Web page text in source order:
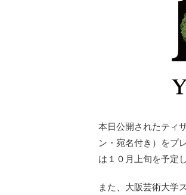
本日公開されたティ
ン・宛名付き）をプ
は１０月上旬を予定
また、大阪芸術大学